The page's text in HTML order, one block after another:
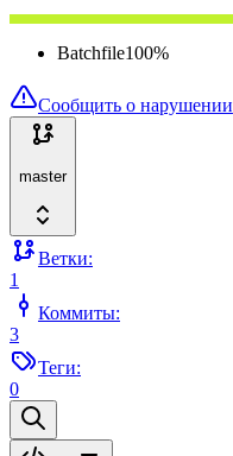
Batchfile100%
Сообщить о нарушении
master
Ветки:
1
Коммиты:
3
Теги:
0